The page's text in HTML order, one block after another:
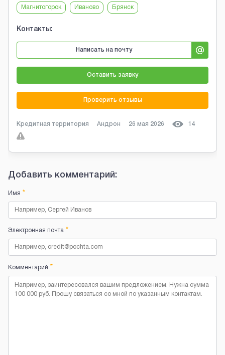
Магнитогорск Иваново Брянск
Контакты:
Написать на почту
Оставить заявку
Проверить отзывы
Кредитная территория Андрон 26 мая 2026 14
Добавить комментарий:
Имя *
Электронная почта *
Комментарий *